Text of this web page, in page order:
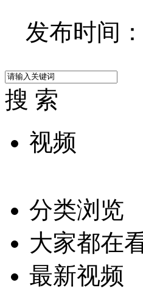
发布时间
搜 索
视频
分类浏览
大家都在
最新视频